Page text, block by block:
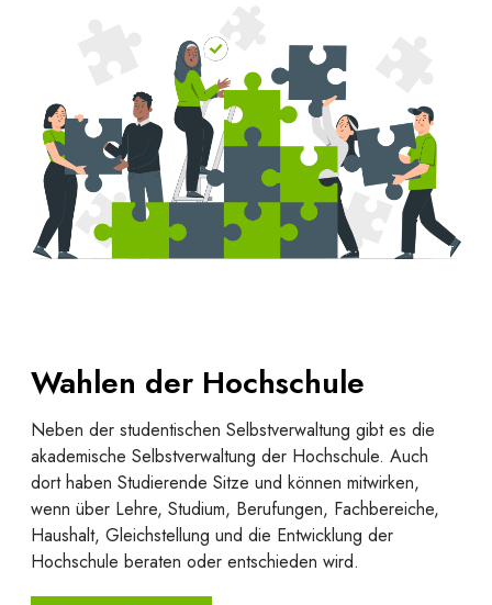
Wahlen der Hochschule
Neben der studentischen Selbstverwaltung gibt es die
akademische Selbstverwaltung der Hochschule. Auch
dort haben Studierende Sitze und können mitwirken,
wenn über Lehre, Studium, Berufungen, Fachbereiche,
Haushalt, Gleichstellung und die Entwicklung der
Hochschule beraten oder entschieden wird.